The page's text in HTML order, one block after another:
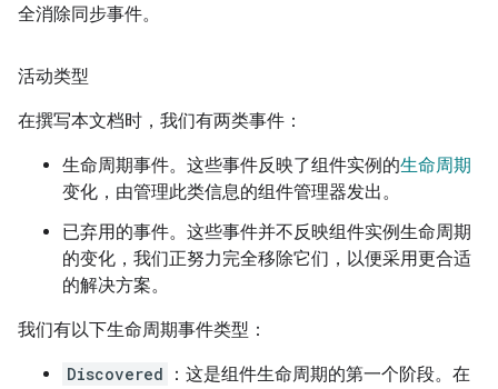
全消除同步事件。
活动类型
在撰写本文档时，我们有两类事件：
生命周期事件。这些事件反映了组件实例的生命周期
变化，由管理此类信息的组件管理器发出。
已弃用的事件。这些事件并不反映组件实例生命周期
的变化，我们正努力完全移除它们，以便采用更合适
的解决方案。
我们有以下生命周期事件类型：
Discovered
：这是组件生命周期的第一个阶段。在